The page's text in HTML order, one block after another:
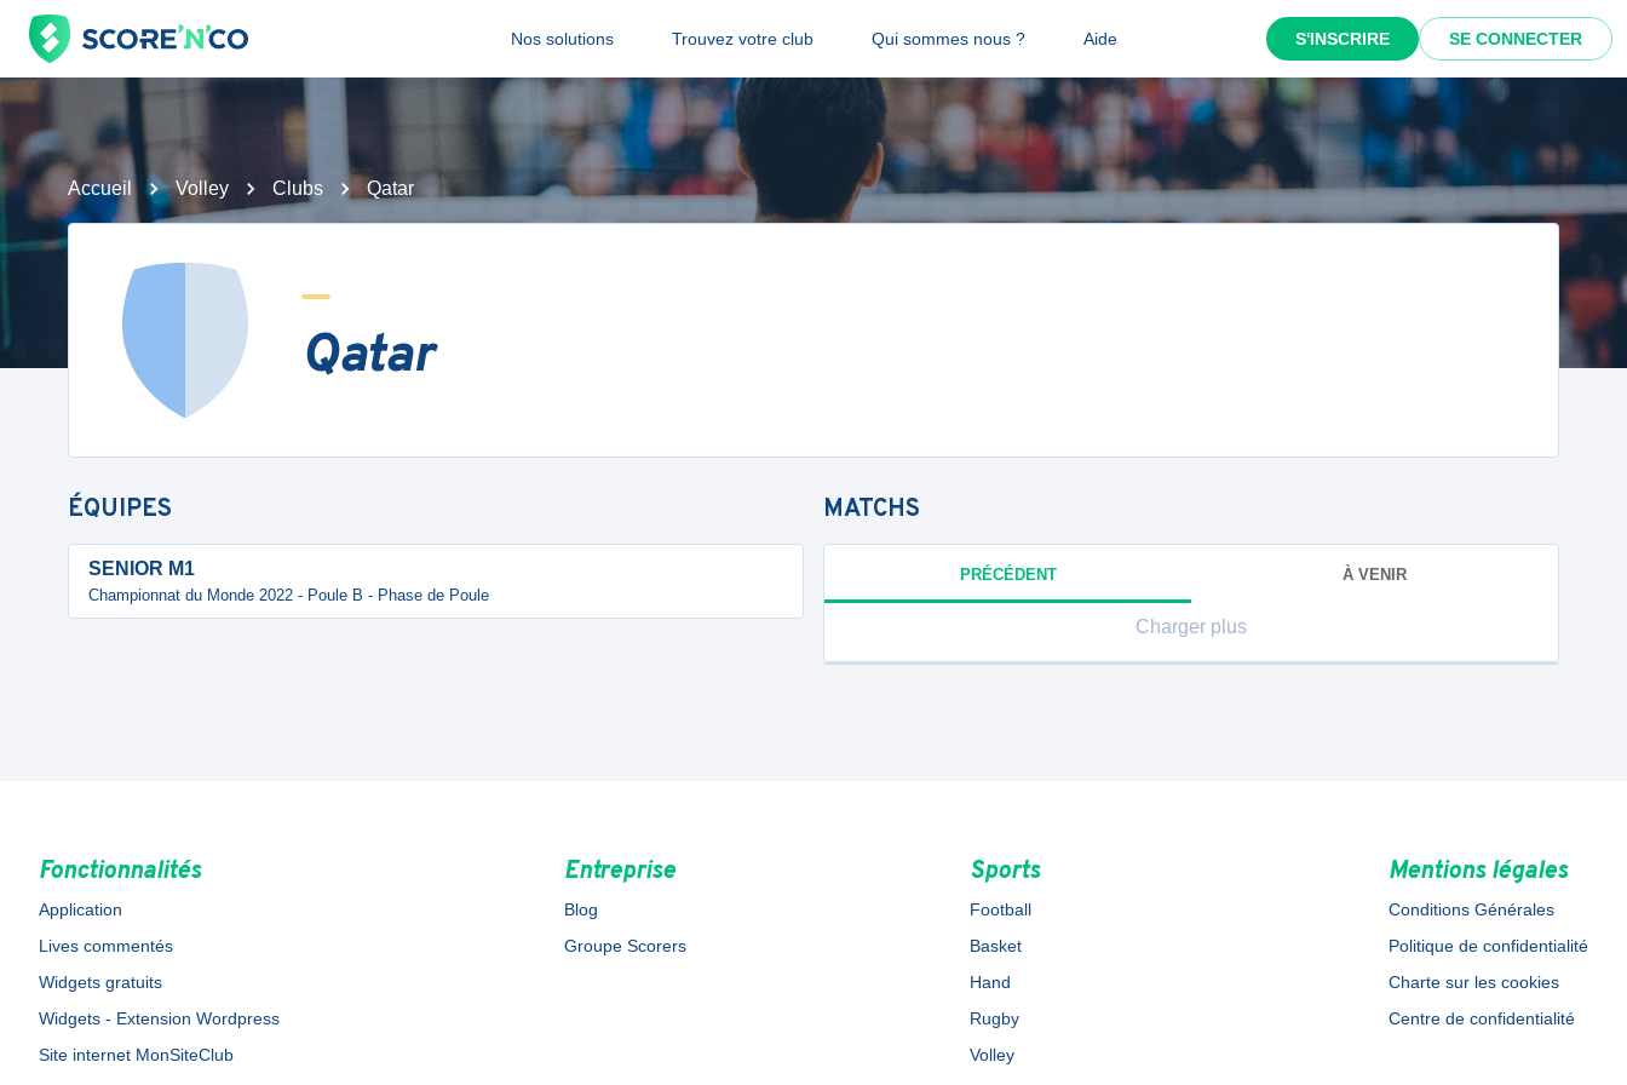
Nos solutions Trouvez votre club Qui sommes nous ? Aide S'INSCRIRE SE CONNECTER
Accueil Volley Clubs Qatar
Qatar
ÉQUIPES
SENIOR M1
Championnat du Monde 2022 - Poule B - Phase de Poule
MATCHS
PRÉCÉDENT À VENIR
Charger plus
Fonctionnalités
Application
Lives commentés
Widgets gratuits
Widgets - Extension Wordpress
Site internet MonSiteClub
Entreprise
Blog
Groupe Scorers
Sports
Football
Basket
Hand
Rugby
Volley
Mentions légales
Conditions Générales
Politique de confidentialité
Charte sur les cookies
Centre de confidentialité